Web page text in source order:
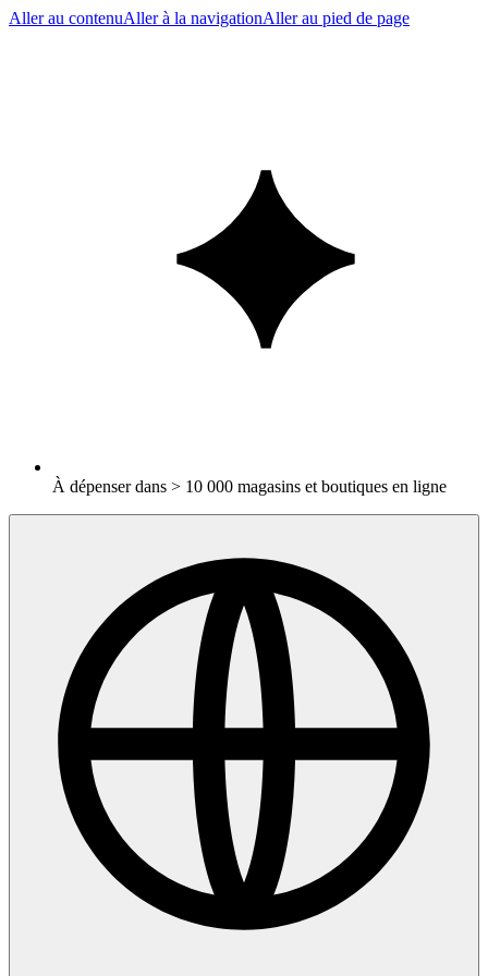
Aller au contenuAller à la navigationAller au pied de page
À dépenser dans > 10 000 magasins et boutiques en ligne